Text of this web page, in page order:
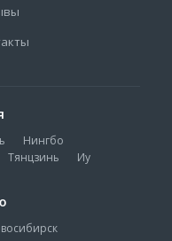
Нингбо
Тянцзинь Иу